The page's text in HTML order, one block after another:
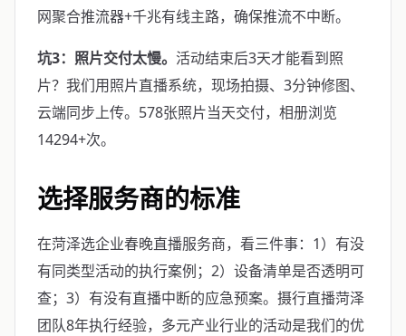
网聚合推流器+千兆有线主路，确保推流不中断。
坑3：照片交付太慢。 活动结束后3天才能看到照
片？我们用照片直播系统，现场拍摄、3分钟修图、
云端同步上传。578张照片当天交付，相册浏览
14294+次。
选择服务商的标准
在菏泽选企业春晚直播服务商，看三件事：1）有没
有同类型活动的执行案例；2）设备清单是否透明可
查；3）有没有直播中断的应急预案。摄行直播菏泽
团队8年执行经验，多元产业行业的活动是我们的优